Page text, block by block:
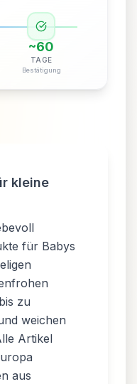
~60
TAGE
Bestätigung
kleine
für Babys
zu
weichen
Artikel
aus